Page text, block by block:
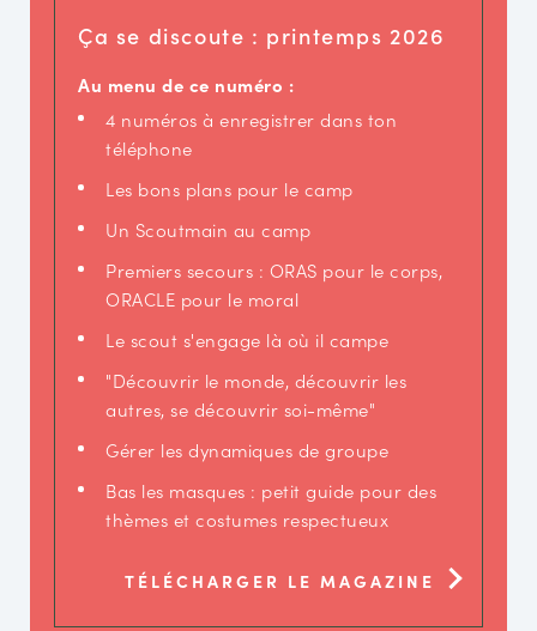
Ça se discoute : printemps 2026
Au menu de ce numéro :
4 numéros à enregistrer dans ton
téléphone
Les bons plans pour le camp
Un Scoutmain au camp
Premiers secours : ORAS pour le corps,
ORACLE pour le moral
Le scout s'engage là où il campe
"Découvrir le monde, découvrir les
autres, se découvrir soi-même"
Gérer les dynamiques de groupe
Bas les masques : petit guide pour des
thèmes et costumes respectueux
TÉLÉCHARGER LE MAGAZINE